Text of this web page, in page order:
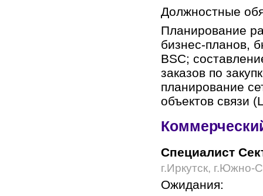
Должностные
Планирование
бизнес-планов,
BSC;
заказов по
планирование
объектов связи
Специалист
г.Иркутск, г.Южно-
Ожидания: